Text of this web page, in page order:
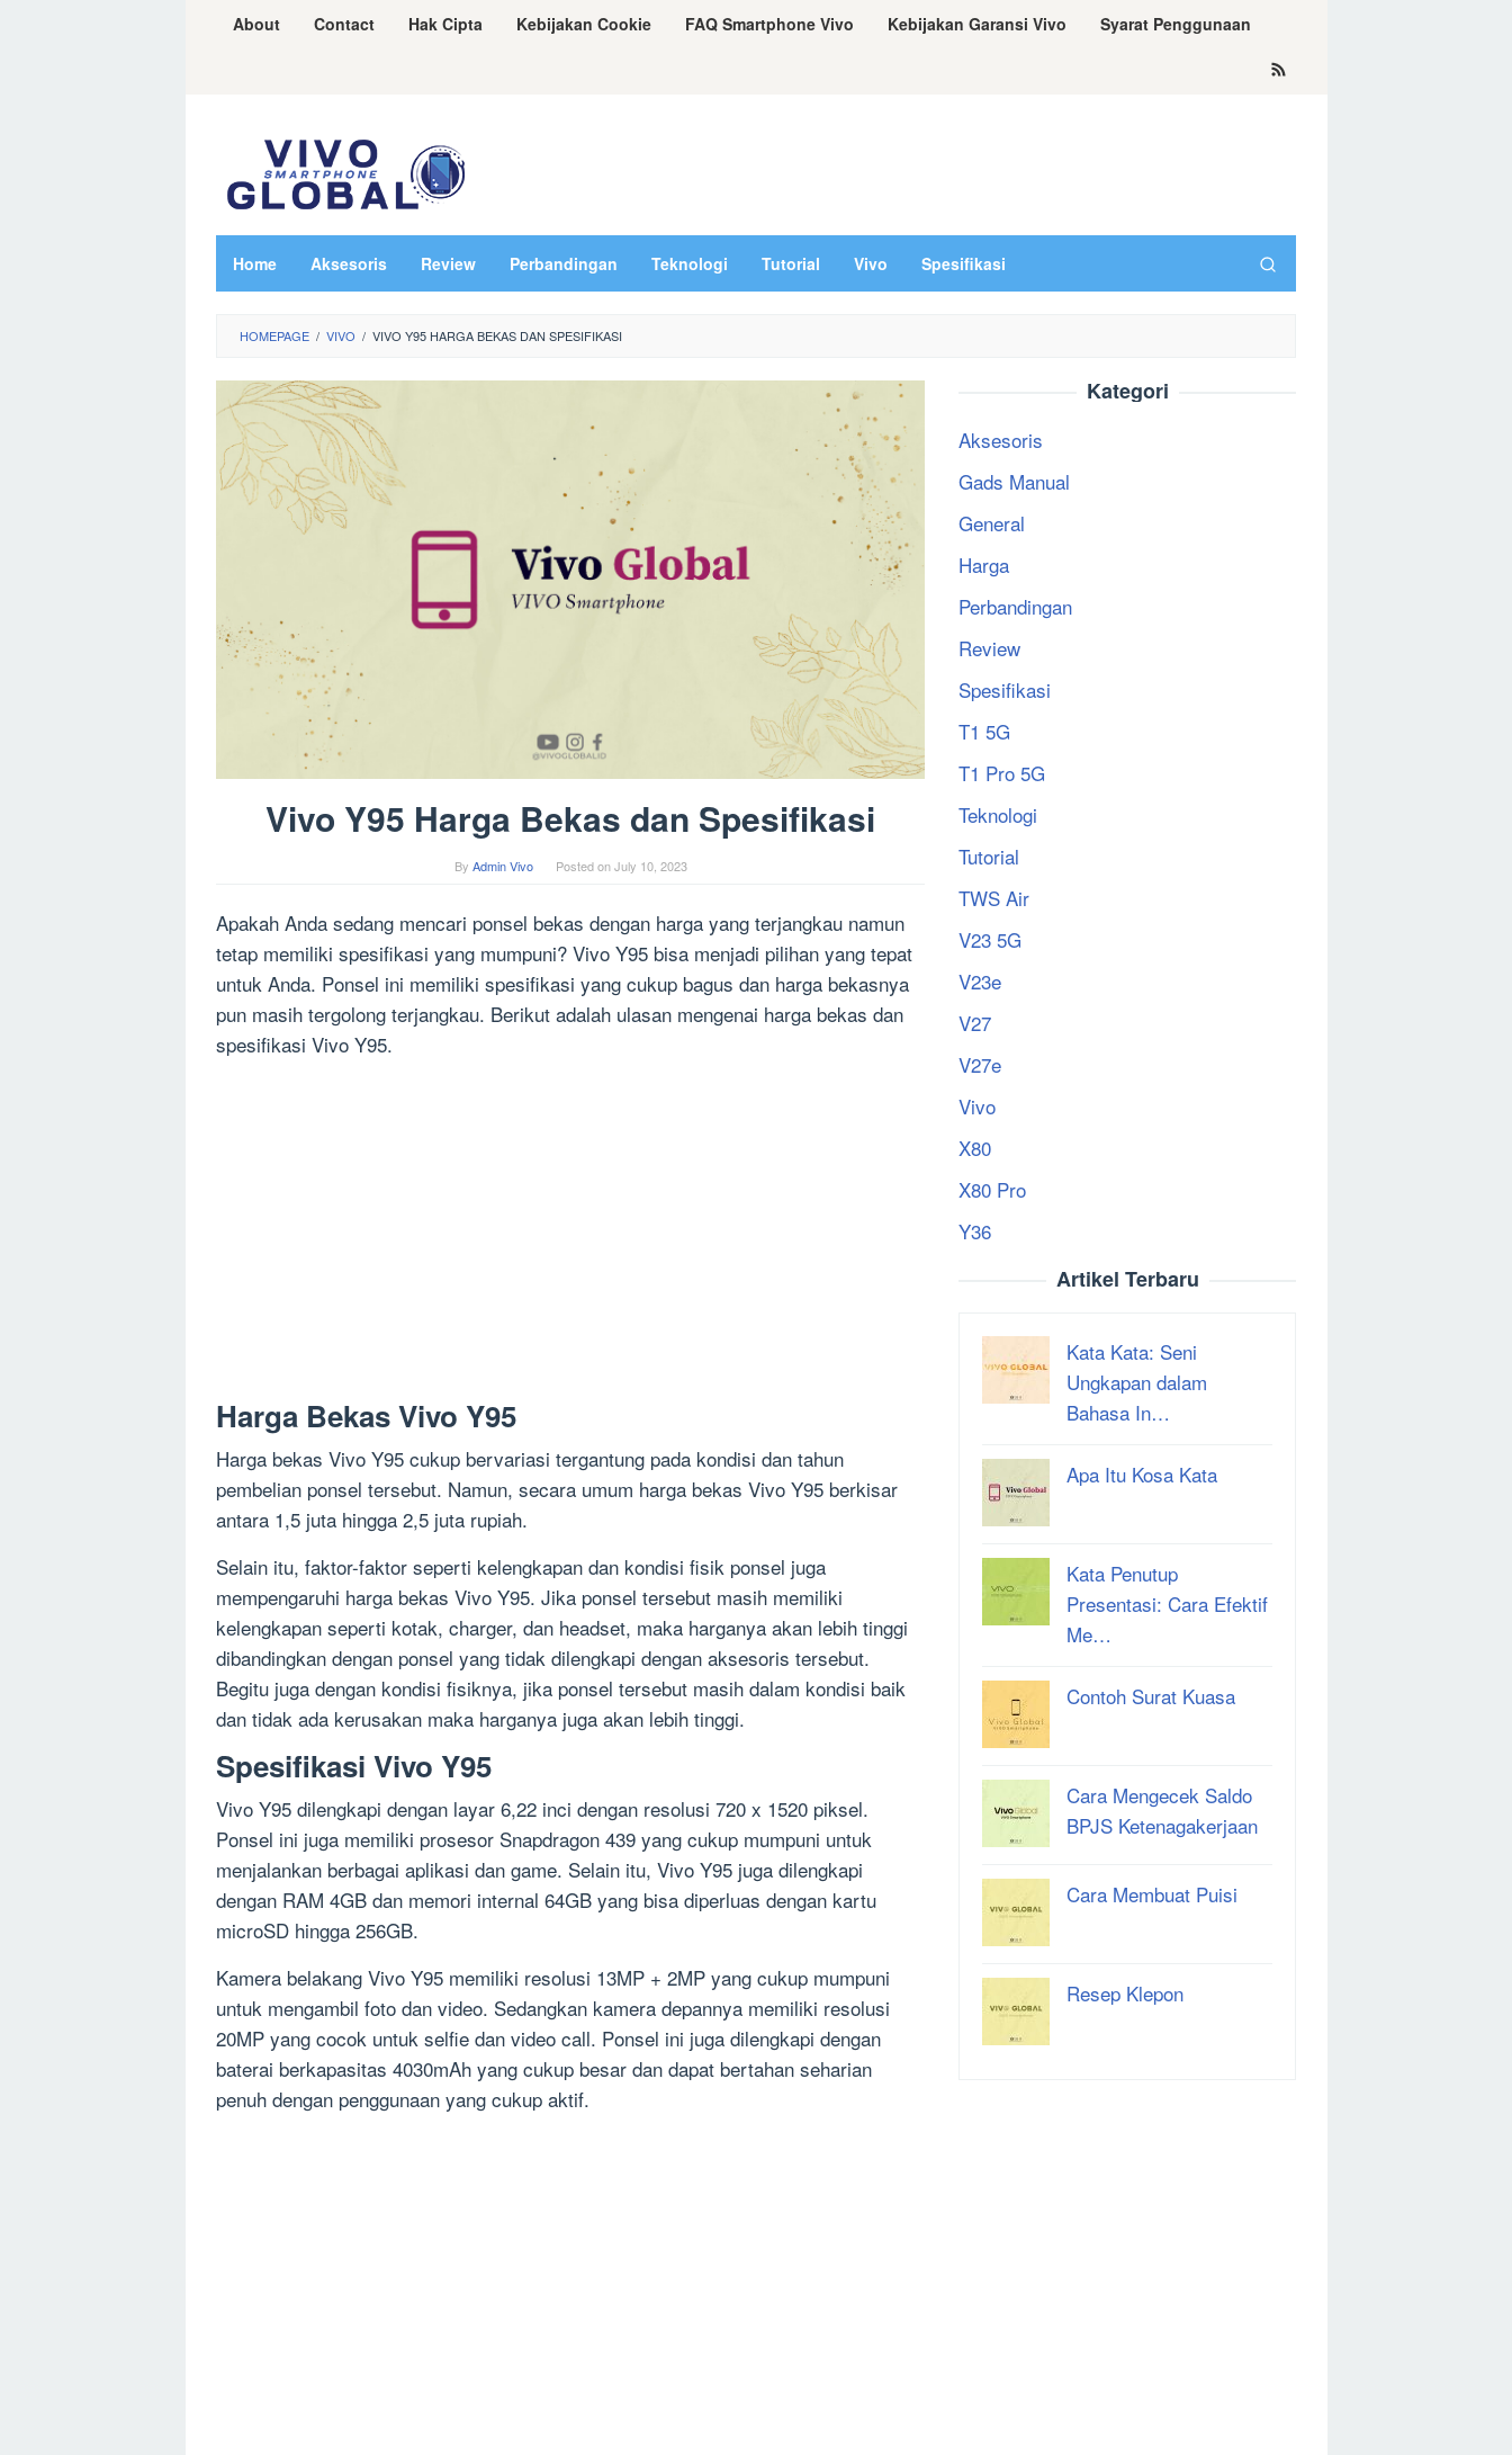
About Contact Hak Cipta Kebijakan Cookie FAQ Smartphone Vivo Kebijakan Garansi Vivo Syarat Penggunaan
Home Aksesoris Review Perbandingan Teknologi Tutorial Vivo Spesifikasi
HOMEPAGE / VIVO / VIVO Y95 HARGA BEKAS DAN SPESIFIKASI
Vivo Y95 Harga Bekas dan Spesifikasi
By Admin Vivo Posted onJuly 10, 2023
Apakah Anda sedang mencari ponsel bekas dengan harga yang terjangkau namun
tetap memiliki spesifikasi yang mumpuni? Vivo Y95 bisa menjadi pilihan yang tepat
untuk Anda. Ponsel ini memiliki spesifikasi yang cukup bagus dan harga bekasnya
pun masih tergolong terjangkau. Berikut adalah ulasan mengenai harga bekas dan
spesifikasi Vivo Y95.
Harga Bekas Vivo Y95
Harga bekas Vivo Y95 cukup bervariasi tergantung pada kondisi dan tahun
pembelian ponsel tersebut. Namun, secara umum harga bekas Vivo Y95 berkisar
antara 1,5 juta hingga 2,5 juta rupiah.
Selain itu, faktor-faktor seperti kelengkapan dan kondisi fisik ponsel juga
mempengaruhi harga bekas Vivo Y95. Jika ponsel tersebut masih memiliki
kelengkapan seperti kotak, charger, dan headset, maka harganya akan lebih tinggi
dibandingkan dengan ponsel yang tidak dilengkapi dengan aksesoris tersebut.
Begitu juga dengan kondisi fisiknya, jika ponsel tersebut masih dalam kondisi baik
dan tidak ada kerusakan maka harganya juga akan lebih tinggi.
Spesifikasi Vivo Y95
Vivo Y95 dilengkapi dengan layar 6,22 inci dengan resolusi 720 x 1520 piksel.
Ponsel ini juga memiliki prosesor Snapdragon 439 yang cukup mumpuni untuk
menjalankan berbagai aplikasi dan game. Selain itu, Vivo Y95 juga dilengkapi
dengan RAM 4GB dan memori internal 64GB yang bisa diperluas dengan kartu
microSD hingga 256GB.
Kamera belakang Vivo Y95 memiliki resolusi 13MP + 2MP yang cukup mumpuni
untuk mengambil foto dan video. Sedangkan kamera depannya memiliki resolusi
20MP yang cocok untuk selfie dan video call. Ponsel ini juga dilengkapi dengan
baterai berkapasitas 4030mAh yang cukup besar dan dapat bertahan seharian
penuh dengan penggunaan yang cukup aktif.
Kategori
Aksesoris
Gads Manual
General
Harga
Perbandingan
Review
Spesifikasi
T1 5G
T1 Pro 5G
Teknologi
Tutorial
TWS Air
V23 5G
V23e
V27
V27e
Vivo
X80
X80 Pro
Y36
Artikel Terbaru
Kata Kata: Seni
Ungkapan dalam
Bahasa In…
Apa Itu Kosa Kata
Kata Penutup
Presentasi: Cara Efektif
Me…
Contoh Surat Kuasa
Cara Mengecek Saldo
BPJS Ketenagakerjaan
Cara Membuat Puisi
Resep Klepon